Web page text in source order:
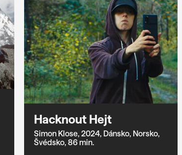
Hacknout Hejt
Simon Klose, 2024, Dánsko, Norsko,
Švédsko, 86 min.